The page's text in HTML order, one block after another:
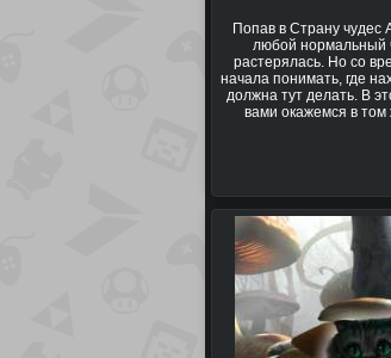
Попав в Страну чудес
любой нормальный
растерялась. Но со
начала понимать, где
должна тут делать. В
вами окажемся в том